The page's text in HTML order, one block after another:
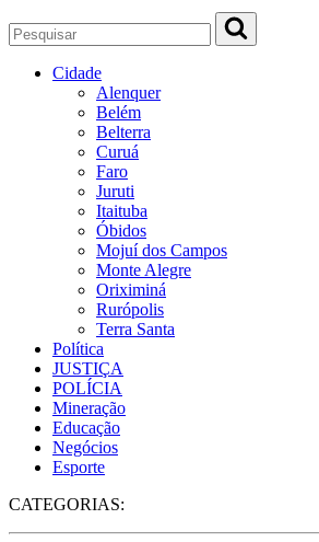
Cidade
Alenquer
Belém
Belterra
Curuá
Faro
Juruti
Itaituba
Óbidos
Mojuí dos Campos
Monte Alegre
Oriximiná
Rurópolis
Terra Santa
Política
JUSTIÇA
POLÍCIA
Mineração
Educação
Negócios
Esporte
CATEGORIAS: